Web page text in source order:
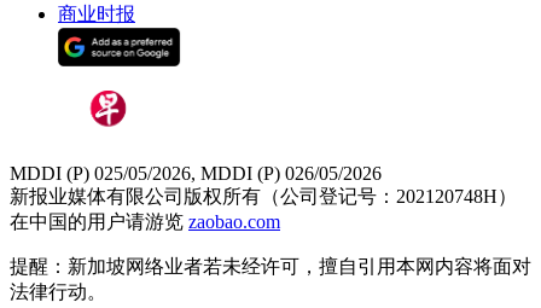
商业时报
MDDI (P) 025/05/2026, MDDI (P) 026/05/2026
新报业媒体有限公司版权所有（公司登记号：202120748H）
在中国的用户请游览 zaobao.com
提醒：新加坡网络业者若未经许可，擅自引用本网内容将面对
法律行动。